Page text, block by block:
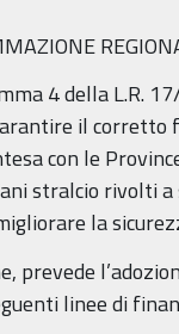
4 della L.R.
il
con le
stralcio rivolti
la
prevede
linee di